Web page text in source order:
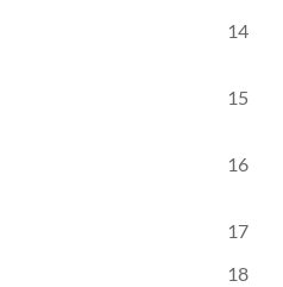
14
15
16
17
18